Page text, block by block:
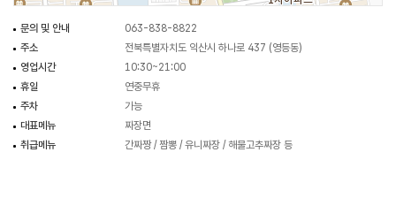
문의 및 안내
063-838-8822
주소
전북특별자치도 익산시 하나로 437 (영등동)
영업시간
10:30~21:00
휴일
연중무휴
주차
가능
대표메뉴
짜장면
취급메뉴
간짜짱 / 짬뽕 / 유니짜장 / 해물고추짜장 등